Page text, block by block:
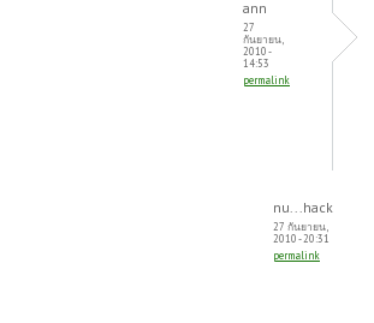
ann
27
กันยายน,
2010 -
14:53
permalink
nu...hack
27 กันยายน,
2010 - 20:31
permalink